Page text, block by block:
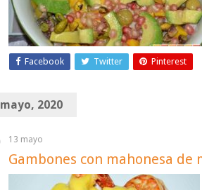
Facebook Twitter Pinterest
mayo, 2020
13 mayo
Gambones con mahonesa de